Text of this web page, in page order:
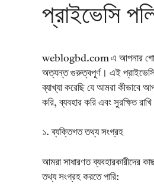
প্রাইভেসি
weblogbd.com এ আপনার
অত্যন্ত গুরুত্বপূর্ণ। এই
ব্যাখ্যা করেছি যে আমরা কীভাবে
করি, ব্যবহার করি এবং সুরক্ষিত
১. ব্যক্তিগত তথ্য সংগ্রহ
আমরা সাধারণত ব্যবহারকারীদের
তথ্য সংগ্রহ করতে পারি: